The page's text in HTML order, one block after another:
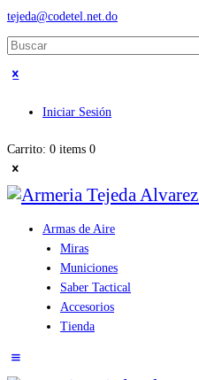
tejeda@codetel.net.do
Iniciar Sesión
Carrito: 0 items 0
Armas de Aire
Miras
Municiones
Saber Tactical
Accesorios
Tienda